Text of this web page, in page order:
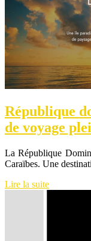
République
de voyage
La République
Caraïbes. Une
Lire la suite